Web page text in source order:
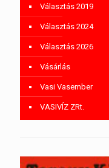
Választás 2019
Választás 2024
Választás 2026
Vásárlás
Vasi Vasember
VASIVÍZ ZRt.